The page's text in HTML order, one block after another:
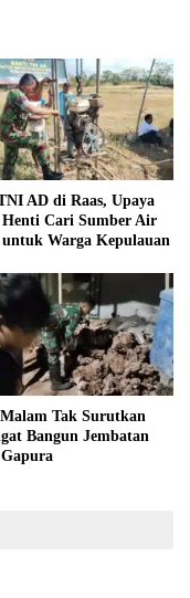
AD di Raas, Upaya
Henti Cari Sumber Air
untuk Warga Kepulauan
Tak Surutkan
Bangun Jembatan